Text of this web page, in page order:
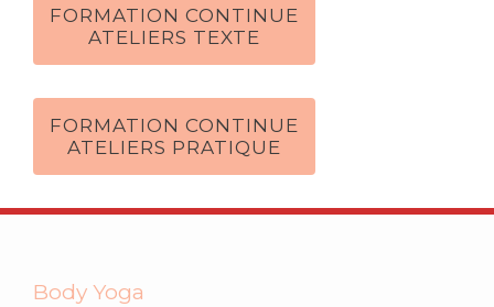
FORMATION CONTINUE
ATELIERS TEXTE
FORMATION CONTINUE
ATELIERS PRATIQUE
Body Yoga